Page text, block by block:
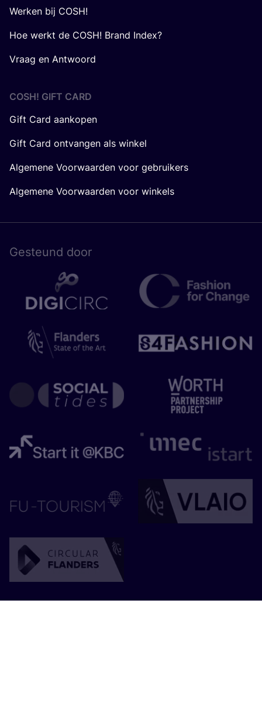
Werken bij COSH!
Hoe werkt de COSH! Brand Index?
Vraag en Antwoord
COSH! GIFT CARD
Gift Card aankopen
Gift Card ontvangen als winkel
Algemene Voorwaarden voor gebruikers
Algemene Voorwaarden voor winkels
Gesteund door